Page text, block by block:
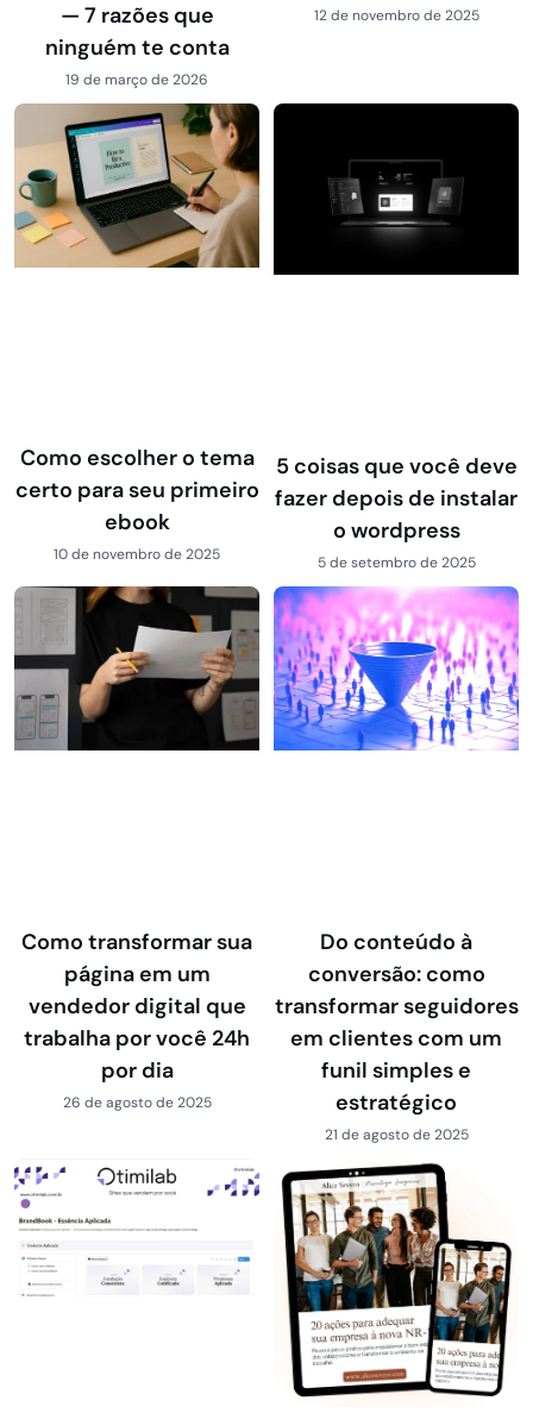
— 7 razões que
ninguém te conta
19 de março de 2026
12 de novembro de 2025
Como escolher o tema
certo para seu primeiro
ebook
10 de novembro de 2025
5 coisas que você deve
fazer depois de instalar
o wordpress
5 de setembro de 2025
Como transformar sua
página em um
vendedor digital que
trabalha por você 24h
por dia
26 de agosto de 2025
Do conteúdo à
conversão: como
transformar seguidores
em clientes com um
funil simples e
estratégico
21 de agosto de 2025